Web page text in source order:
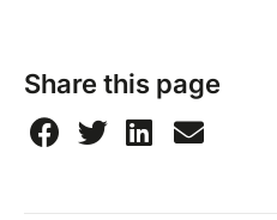
Share this page